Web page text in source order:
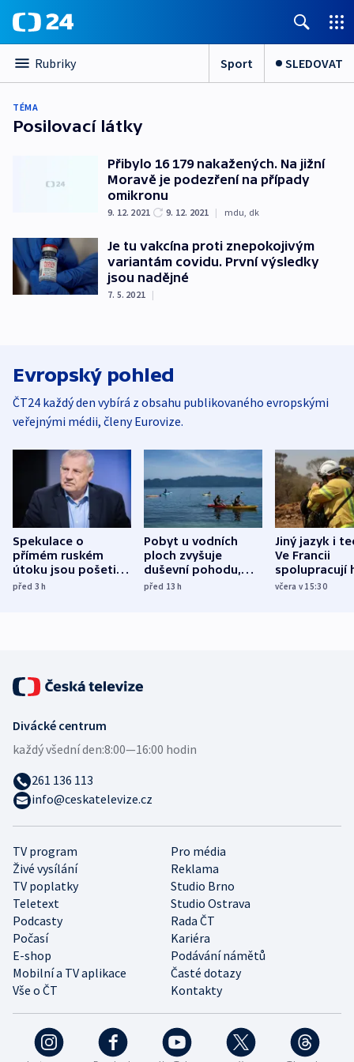
Rubriky Sport SLEDOVAT
TÉMA
Posilovací látky
Přibylo 16 179 nakažených. Na jižní
Moravě je podezření na případy
omikronu
9. 12. 2021 9. 12. 2021 | mdu, dk
Je tu vakcína proti znepokojivým
variantám covidu. První výsledky
jsou nadějné
7. 5. 2021 |
Evropský pohled
ČT24 každý den vybírá z obsahu publikovaného evropskými
veřejnými médii, členy Eurovize.
Spekulace o
přímém ruském
útoku jsou pošetilé,
míní estonský
před 3h
Pobyt u vodních
ploch zvyšuje
duševní pohodu,
ukázala
před 13h
Jiný jazyk i
Ve Francii
spolupracují
různých zemí
včera v 15:30
TV program
Pro média
Živé vysílání
Reklama
TV poplatky
Studio Brno
Teletext
Studio Ostrava
Podcasty
Rada ČT
Počasí
Kariéra
E-shop
Podávání námětů
Mobilní a TV aplikace
Časté dotazy
Vše o ČT
Kontakty
Divácké centrum
každý všední den:8:00—16:00 hodin
261 136 113
info@ceskatelevize.cz